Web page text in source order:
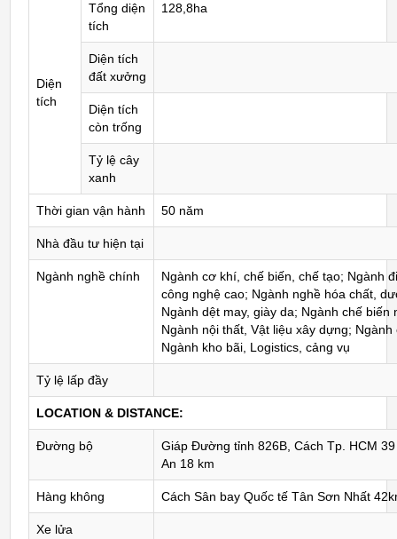
Diện
tích
Tổng diện
tích
128,8ha
Diện tích
đất xưởng
Diện tích
còn trống
Tỷ lệ cây
xanh
Thời gian vận hành 50 năm
Nhà đầu tư hiện tại
Ngành nghề chính
Ngành cơ khí, chế biến, chế tạo; Ngành
công nghệ cao; Ngành nghề hóa chất,
Ngành dệt may, giày da; Ngành chế biến
Ngành nội thất, Vật liệu xây dựng;
Ngành kho bãi, Logistics, cảng vụ
Tỷ lệ lấp đầy
LOCATION & DISTANCE:
Đường bộ
Giáp Đường tỉnh 826B, Cách Tp. HCM
An 18 km
Hàng không Cách Sân bay Quốc tế Tân Sơn Nhất
Xe lửa